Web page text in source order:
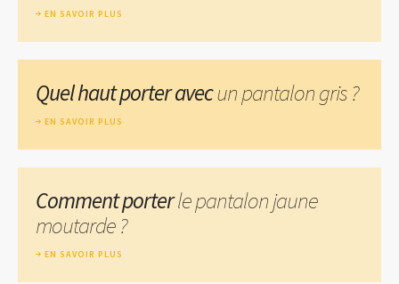
EN SAVOIR PLUS
Quel haut porter avecun pantalon gris ?
EN SAVOIR PLUS
Comment porterle pantalon jaune
moutarde ?
EN SAVOIR PLUS